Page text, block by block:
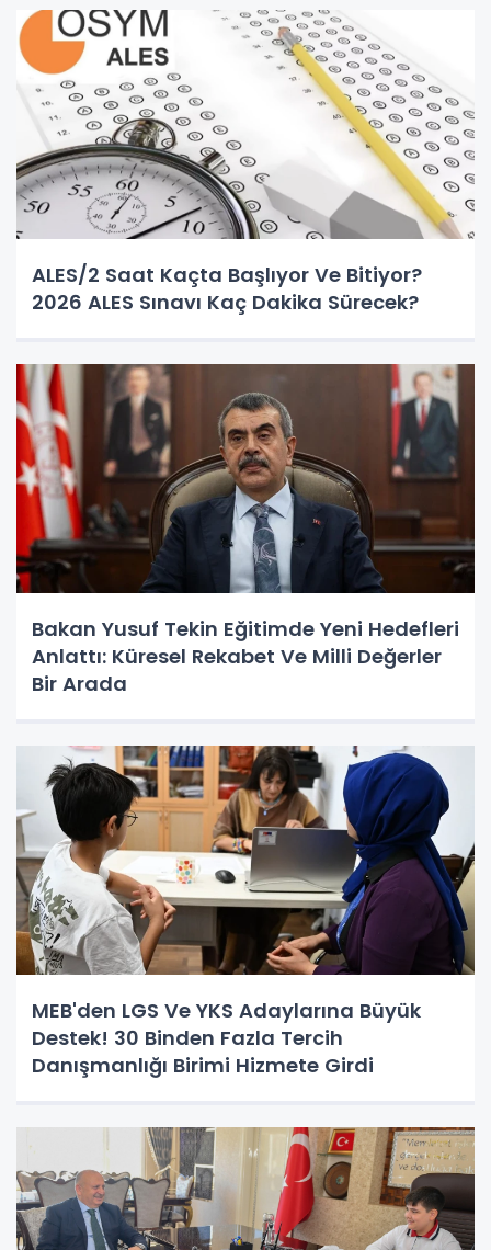
ALES/2 Saat Kaçta Başlıyor Ve Bitiyor?
2026 ALES Sınavı Kaç Dakika Sürecek?
Bakan Yusuf Tekin Eğitimde Yeni Hedefleri
Anlattı: Küresel Rekabet Ve Milli Değerler
Bir Arada
MEB'den LGS Ve YKS Adaylarına Büyük
Destek! 30 Binden Fazla Tercih
Danışmanlığı Birimi Hizmete Girdi